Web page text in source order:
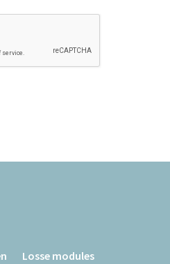
Losse modules